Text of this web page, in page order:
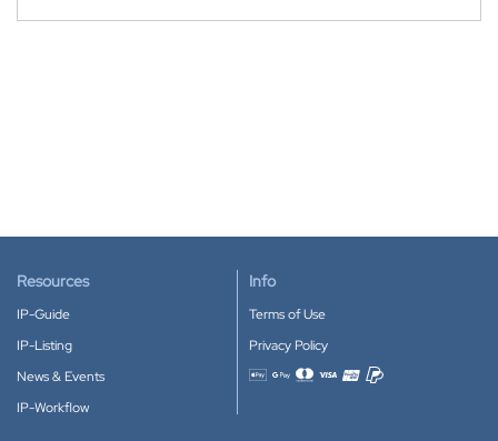
Resources
IP-Guide
IP-Listing
News & Events
IP-Workflow
Info
Terms of Use
Privacy Policy
Accepted payment methods